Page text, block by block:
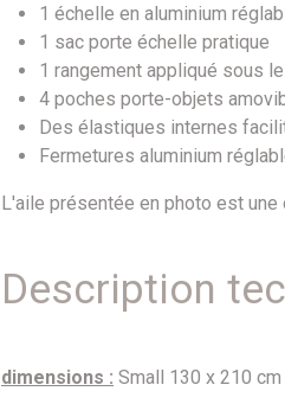
1 échelle en aluminium
1 sac porte échelle pratique
1 rangement appliqué sous
4 poches porte-objets
Des élastiques internes
Fermetures aluminium
L'aile présentée en photo est une
Description
dimensions : Small 130 x 210 cm